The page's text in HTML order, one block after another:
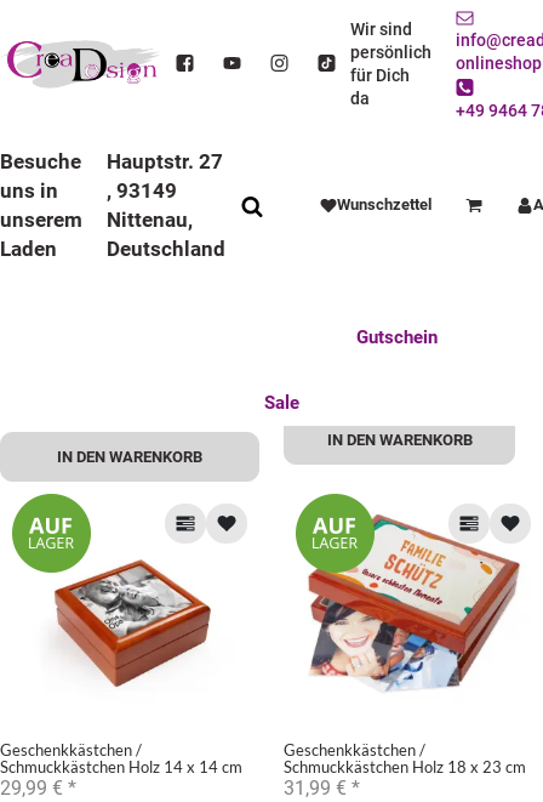
Wir sind
persönlich
für Dich
da
+49 9464
Besuche
uns in
unserem
Laden
Hauptstr. 27
, 93149
Nittenau,
Deutschland
Wunschzettel Warenkorb
Gutschein
Sale
Geschenkebox
IN DEN WARENKORB
IN DEN WARENKORB
Geschenkkästchen /
Schmuckkästchen Holz 14 x 14 cm
29,99 € *
Geschenkkästchen /
Schmuckkästchen Holz 18 x 23 cm
31,99 € *